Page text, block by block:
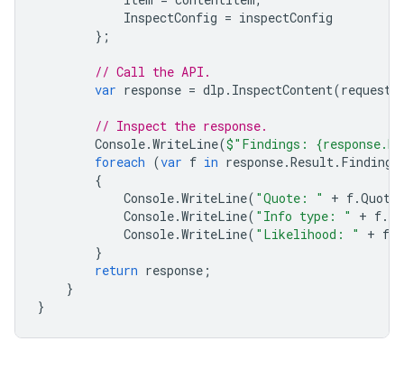
InspectConfig = inspectConfig
};
// Call the API.
var response = dlp . InspectContent(request
// Inspect the response.
Console.WriteLine($"Findings:
foreach (var f in response.Result. Findings
{
Console.WriteLine( "Quote: " + f.Quote
Console.WriteLine( "Info type: " + f.
Console.WriteLine( "Likelihood: " + f
}
return response ;
}
}